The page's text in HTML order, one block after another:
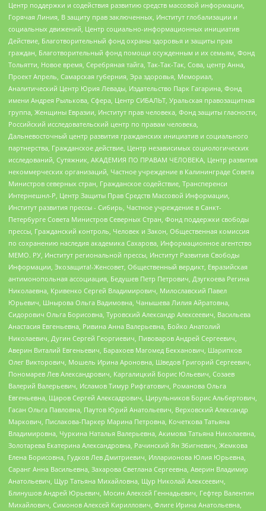
Центр поддержки и содействия развитию средств массовой информации,
Горячая Линия, В защиту прав заключенных, Институт глобализации и
социальных движений, Центр социально-информационных инициатив
Действие, Благотворительный фонд охраны здоровья и защиты прав
граждан, Благотворительный фонд помощи осужденным и их семьям, Фонд
Тольятти, Новое время, Серебряная тайга, Так-Так-Так, Сова, центр Анна,
Проект Апрель, Самарская губерния, Эра здоровья, Мемориал,
Аналитический Центр Юрия Левады, Издательство Парк Гагарина, Фонд
имени Андрея Рылькова, Сфера, Центр СИБАЛЬТ, Уральская правозащитная
группа, Женщины Евразии, Институт прав человека, Фонд защиты гласности,
Российский исследовательский центр по правам человека,
Дальневосточный центр развития гражданских инициатив и социального
партнерства, Гражданское действие, Центр независимых социологических
исследований, Сутяжник, АКАДЕМИЯ ПО ПРАВАМ ЧЕЛОВЕКА, Центр развития
некоммерческих организаций, Частное учреждение в Калининграде Совета
Министров северных стран, Гражданское содействие, Трансперенси
Интернешнл-Р, Центр Защиты Прав Средств Массовой Информации,
Институт развития прессы - Сибирь, Частное учреждение в Санкт-
Петербурге Совета Министров Северных Стран, Фонд поддержки свободы
прессы, Гражданский контроль, Человек и Закон, Общественная комиссия
по сохранению наследия академика Сахарова, Информационное агентство
МЕМО. РУ, Институт региональной прессы, Институт Развития Свободы
Информации, Экозащита!-Женсовет, Общественный вердикт, Евразийская
антимонопольная ассоциация, Бедушев Петр Петрович, Дзугкоева Регина
Николаевна, Кривенко Сергей Владимирович, Милославский Павел
Юрьевич, Шнырова Ольга Вадимовна, Чанышева Лилия Айратовна,
Сидорович Ольга Борисовна, Туровский Александр Алексеевич, Васильева
Анастасия Евгеньевна, Ривина Анна Валерьевна, Бойко Анатолий
Николаевич, Дугин Сергей Георгиевич, Пивоваров Андрей Сергеевич,
Аверин Виталий Евгеньевич, Барахоев Магомед Бекханович, Шарипков
Олег Викторович, Мошель Ирина Ароновна, Шведов Григорий Сергеевич,
Пономарев Лев Александрович, Каргалицкий Борис Юльевич, Созаев
Валерий Валерьевич, Исламов Тимур Рифгатович, Романова Ольга
Евгеньевна, Щаров Сергей Алексадрович, Цирульников Борис Альбертович,
Гасан Ольга Павловна, Паутов Юрий Анатольевич, Верховский Александр
Маркович, Пислакова-Паркер Марина Петровна, Кочеткова Татьяна
Владимировна, Чуркина Наталья Валерьевна, Акимова Татьяна Николаевна,
Золотарева Екатерина Александровна, Рачинский Ян Збигневич, Жемкова
Елена Борисовна, Гудков Лев Дмитриевич, Илларионова Юлия Юрьевна,
Саранг Анна Васильевна, Захарова Светлана Сергеевна, Аверин Владимир
Анатольевич, Щур Татьяна Михайловна, Щур Николай Алексеевич,
Блинушов Андрей Юрьевич, Мосин Алексей Геннадьевич, Гефтер Валентин
Михайлович, Симонов Алексей Кириллович, Флиге Ирина Анатольевна,